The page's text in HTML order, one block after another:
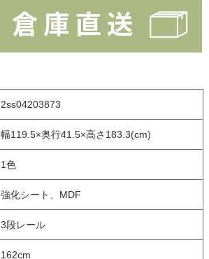
2ss04203873
幅119.5×奥行41.5×高さ183.3(cm)
1色
強化シート、MDF
3段レール
162cm